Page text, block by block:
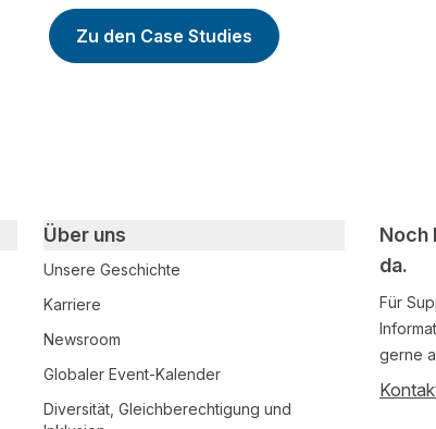
Zu den Case Studies
Noch
da.
Für
gerne
Über uns
Unsere Geschichte
Karriere
Newsroom
Globaler Event-Kalender
Diversität, Gleichberechtigung und